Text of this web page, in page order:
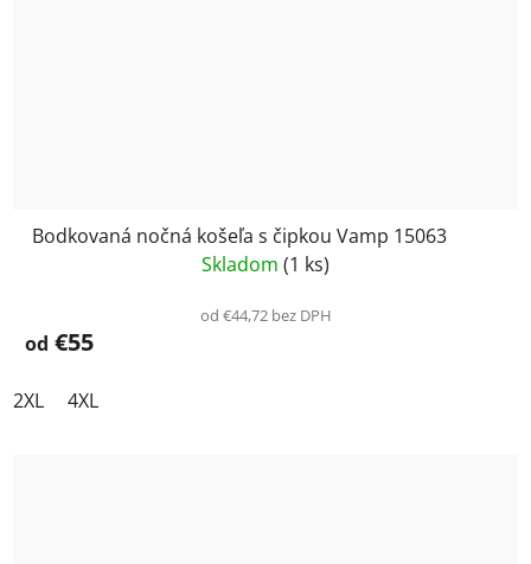
Bodkovaná nočná košeľa s čipkou Vamp 15063
Skladom (1 ks)
od €44,72 bez DPH
od €55
2XL 4XL